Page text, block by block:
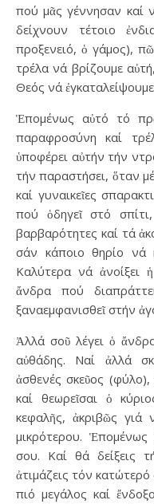
πού μᾶς γέννησαν καί
δείχνουν τέτοιο
προξενειό, ὁ γάμος),
τρέλα νά βρίζουμε
Θεός νά
Ἑπομένως αὐτό τό
παραφροσύνη καί
ὑποφέρει αὐτήν τήν
τήν παραστήσει, ὅταν
καί γυναικεῖες
πού ὁδηγεῖ στό
βαρβαρότητες καί τά
σάν κάποιο θηρίο νά
Καλύτερα νά ἀνοίξει
ἄνδρα πού
ξαναεμφανισθεῖ στήν
Ἀλλά σοῦ λέγει ὁ
αὐθάδης. Ναί ἀλλά
ἀσθενές σκεῦος (φύλο),
καί θεωρεῖσαι ὁ
κεφαλῆς, ἀκριβῶς γιά
μικρότερου. Ἑπομένως
σου. Καί θά δείξεις
ἀτιμάζεις τόν
πιό μεγάλος καί